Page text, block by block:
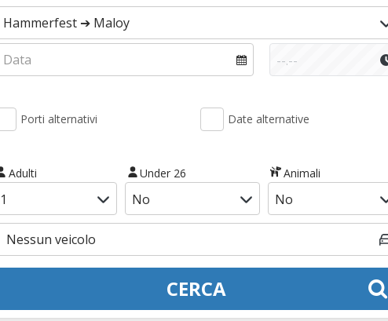
Porti alternativi Date alternative
Adulti Under 26 Animali
CERCA